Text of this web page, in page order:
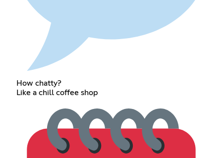
How chatty?
Like a chill coffee shop